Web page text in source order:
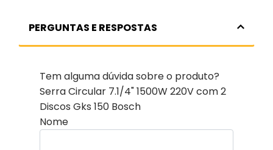
PERGUNTAS E RESPOSTAS
Tem alguma dúvida sobre o produto?
Serra Circular 7.1/4" 1500W 220V com 2
Discos Gks 150 Bosch
Nome